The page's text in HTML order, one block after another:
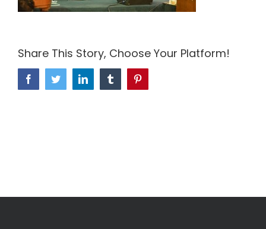
Share This Story, Choose Your Platform!
FacebookTwitterLinkedIn Tumblr